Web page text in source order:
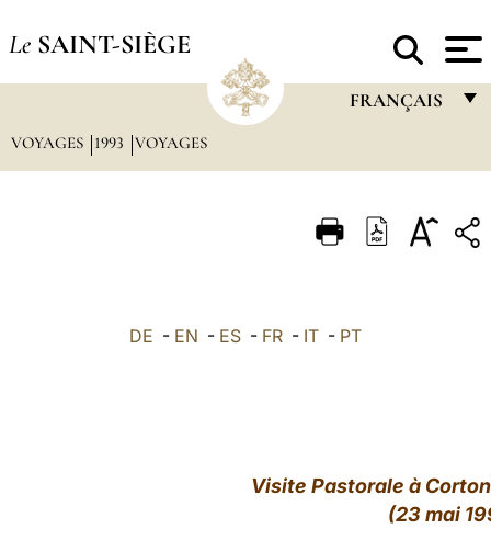
Le SAINT-SIÈGE
FRANÇAIS
ITALIANO
中文
LATINE
VOYAGES 1993 VOYAGES
DE - EN - ES - FR - IT - PT
Visite Pastorale à
(23 mai